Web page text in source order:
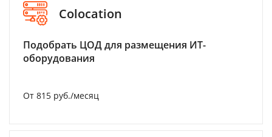
Colocation
Подобрать ЦОД для размещения ИТ-
оборудования
От 815 руб./месяц